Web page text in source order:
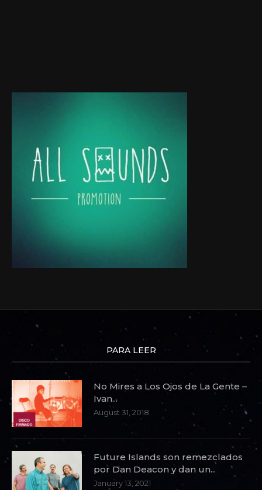
PARA LEER
No Mires a Los Ojos de La Gente –
Ivan...
August 31, 2018
Future Islands son remezclados
por Dan Deacon y dan un...
January 13, 2021